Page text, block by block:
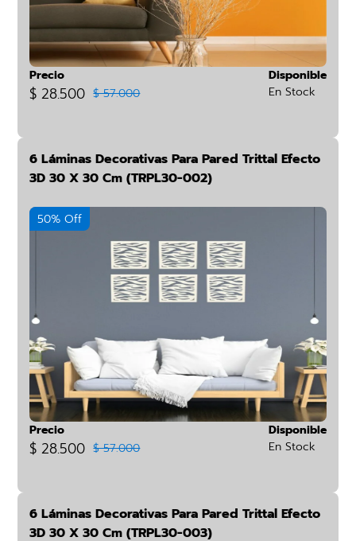
Precio
$ 28.500 $ 57.000
Disponible
En Stock
6 Láminas Decorativas Para Pared Trittal Efecto
3D 30 X 30 Cm (TRPL30-002)
50% Off
Precio
$ 28.500 $ 57.000
Disponible
En Stock
6 Láminas Decorativas Para Pared Trittal Efecto
3D 30 X 30 Cm (TRPL30-003)